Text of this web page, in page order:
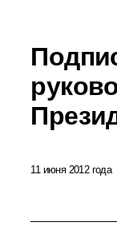
11 июня 2012 года